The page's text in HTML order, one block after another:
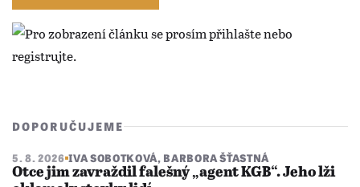
DOPORUČUJEME
5. 8. 2026 IVA SOBOTKOVÁ, BARBORA ŠŤASTNÁ
Otce jim zavraždil falešný „agent KGB“. Jeho lži